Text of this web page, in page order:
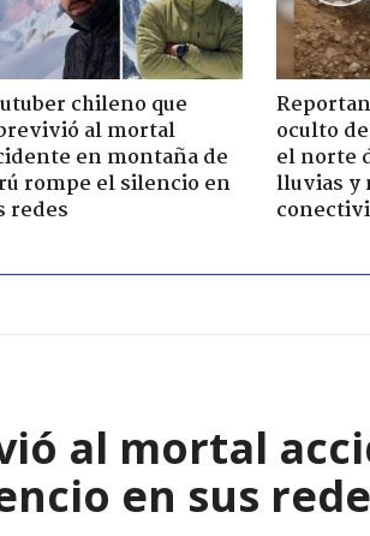
chileno que
al mortal
en montaña de
rompe el silencio en
redes
oculto
el norte
lluvias y
al mortal
en sus